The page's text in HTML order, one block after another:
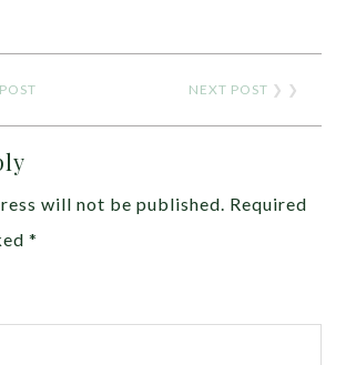
NEXT POST ❯ ❯
will not be published. Required
*